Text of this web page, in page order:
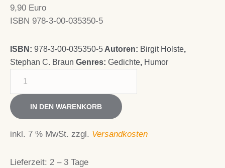
9,90 Euro
ISBN 978-3-00-035350-5
ISBN: 978-3-00-035350-5 Autoren: Birgit Holste,
Stephan C. Braun Genres: Gedichte, Humor
Das
Buch
IN DEN WARENKORB
inkl. 7 % MwSt. zzgl. Versandkosten
Lieferzeit: 2 – 3 Tage